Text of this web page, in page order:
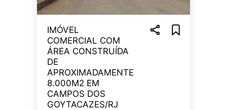
IMÓVEL
COMERCIAL COM
ÁREA CONSTRUÍDA
DE
APROXIMADAMENTE
8.000M2 EM
CAMPOS DOS
GOYTACAZES/RJ